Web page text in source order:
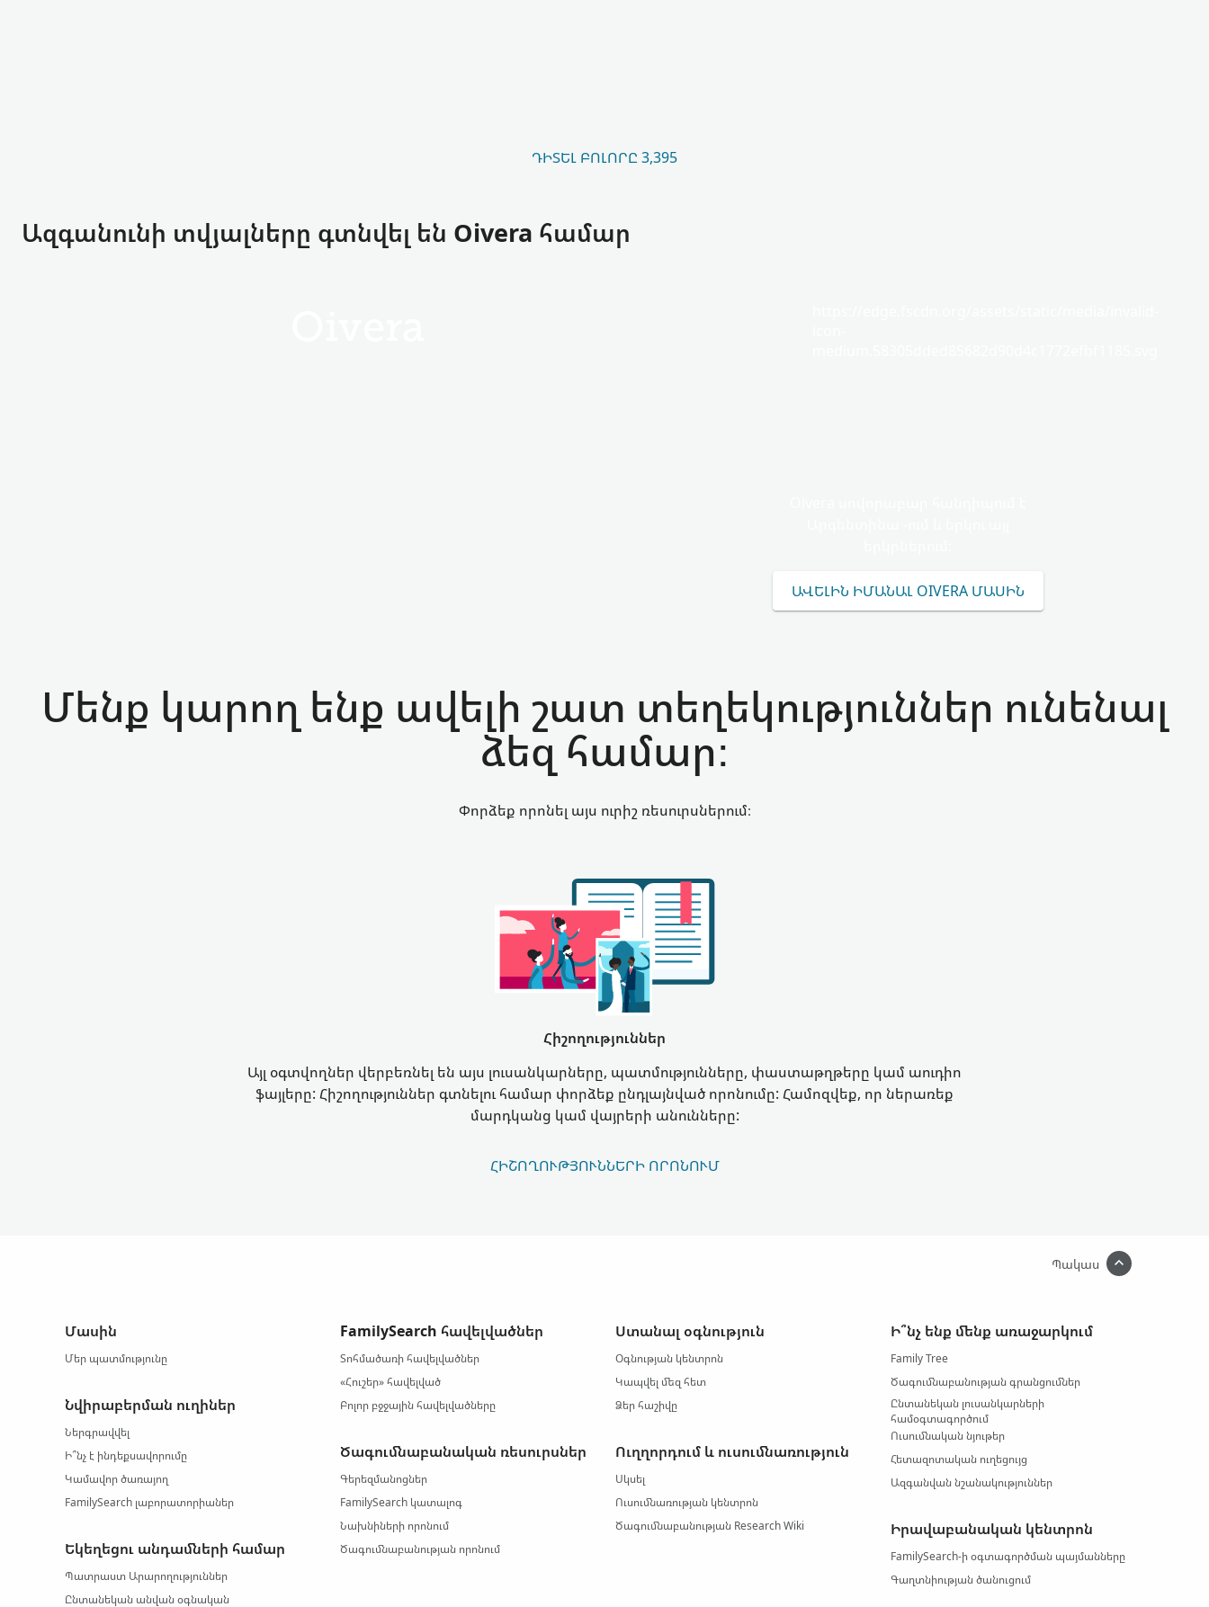
ԴԻՏԵԼ ԲՈԼՈՐԸ 3,395
Ազգանունի տվյալները գտնվել են Oivera համար
ԱՎԵԼԻՆ ԻՄԱՆԱԼ OIVERA ՄԱՍԻՆ
Մենք կարող ենք ավելի շատ տեղեկություններ ունենալ
ձեզ համար:
Փորձեք որոնել այս ուրիշ ռեսուրսներում։
Հիշողություններ
Այլ օգտվողներ վերբեռնել են այս լուսանկարները, պատմությունները, փաստաթղթերը կամ աուդիո
ֆայլերը: Հիշողություններ գտնելու համար փորձեք ընդլայնված որոնումը: Համոզվեք, որ ներառեք
մարդկանց կամ վայրերի անունները:
ՀԻՇՈՂՈՒԹՅՈՒՆՆԵՐԻ ՈՐՈՆՈՒՄ
Պակաս
Մասին
Մեր պատմությունը
Նվիրաբերման ուղիներ
Ներգրավվել
Ի՞նչ է ինդեքսավորումը
Կամավոր ծառայող
FamilySearch լաբորատորիաներ
Եկեղեցու անդամների համար
Պատրաստ Արարողություններ
Ընտանեկան անվան օգնական
FamilySearch հավելվածներ
Տոհմածառի հավելվածներ
«Հուշեր» հավելված
Բոլոր բջջային հավելվածները
Ծագումնաբանական ռեսուրսներ
Գերեզմանոցներ
FamilySearch կատալոգ
Նախնիների որոնում
Ծագումնաբանության որոնում
Ստանալ օգնություն
Օգնության կենտրոն
Կապվել մեզ հետ
Ձեր հաշիվը
Ուղղորդում և ուսումնառություն
Սկսել
Ուսումնառության կենտրոն
Ծագումնաբանության Research Wiki
Ի՞նչ ենք մենք առաջարկում
Family Tree
Ծագումնաբանության գրանցումներ
Ընտանեկան լուսանկարների
համօգտագործում
Ուսումնական նյութեր
Հետազոտական ուղեցույց
Ազգանվան նշանակություններ
Իրավաբանական կենտրոն
FamilySearch-ի օգտագործման պայմանները
Գաղտնիության ծանուցում